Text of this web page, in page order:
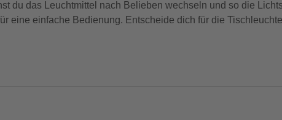
du das Leuchtmittel nach Belieben wechseln und so die
eine einfache Bedienung. Entscheide dich für die